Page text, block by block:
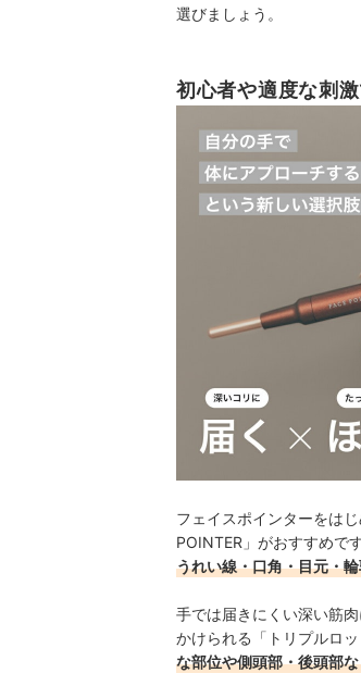
選びましょう。
初心者や適度な刺
フェイスポインターをは
POINTER」がおすすめで
うれい線・口角・目元・
手では届きにくい深い筋
かけられる「トリプルロッ
な部位や側頭部・後頭部